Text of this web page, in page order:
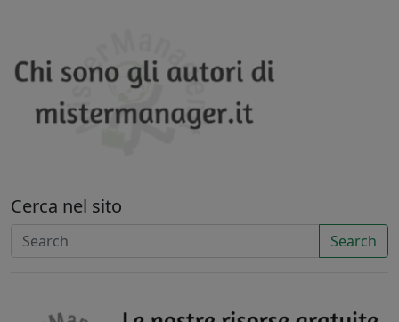
Cerca nel sito
Search